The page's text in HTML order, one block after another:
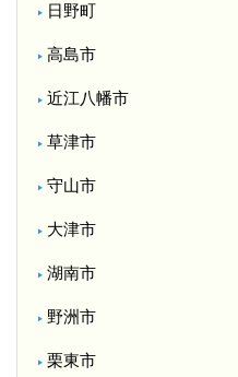
日野町
高島市
近江八幡市
草津市
守山市
大津市
湖南市
野洲市
栗東市